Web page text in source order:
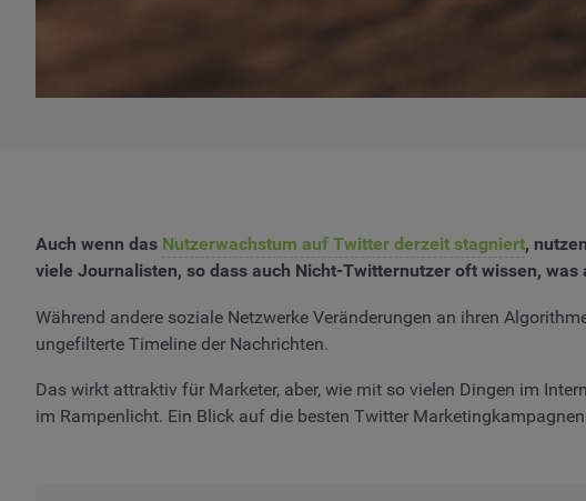
Auch wenn das Nutzerwachstum auf Twitter derzeit stagniert,
viele Journalisten, so dass auch Nicht-Twitternutzer oft wissen,
Während andere soziale Netzwerke Veränderungen an ihren
ungefilterte Timeline der Nachrichten.
Das wirkt attraktiv für Marketer, aber, wie mit so vielen Dingen im
im Rampenlicht. Ein Blick auf die besten Twitter